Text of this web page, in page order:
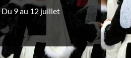
Du 9 au 12 juillet